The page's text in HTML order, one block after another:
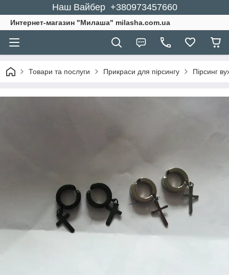
Наш Вайбер +380973457660
Интернет-магазин "Милаша" milasha.com.ua
Товари та послуги Прикраси для пірсингу Пірсинг